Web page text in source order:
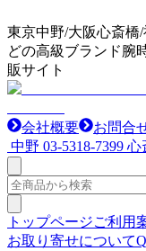
東京中野/大阪心斎橋
どの高級ブランド腕
販サイト
会社概要
お問合
中野 03-5318-7399 心
トップページご利用
お取り寄せについて